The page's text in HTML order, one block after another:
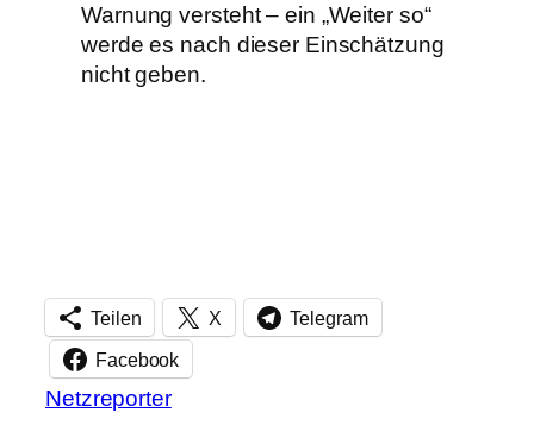
Warnung versteht – ein „Weiter so“
werde es nach dieser Einschätzung
nicht geben.
Teilen X Telegram
Facebook
Netzreporter